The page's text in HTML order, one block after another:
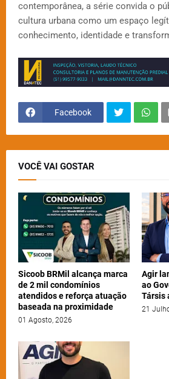
contemporânea, a série convida o
cultura urbana como um espaço
conhecimento, identidade e
Facebook
VOCÊ VAI GOSTAR
Sicoob BRMil alcança marca
de 2 mil condomínios
atendidos e reforça atuação
baseada na proximidade
01 Agosto, 2026
Agir
ao
Társis
21